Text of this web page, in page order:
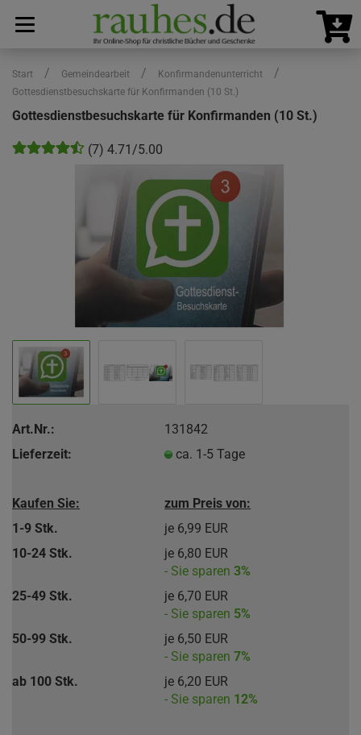
Start / Gemeindearbeit / Konfirmandenunterricht /
Gottesdienstbesuchskarte für Konfirmanden (10 St.)
Gottesdienstbesuchskarte für Konfirmanden (10 St.)
(7) 4.71/5.00
Art.Nr.:
131842
Lieferzeit:
ca. 1-5 Tage
Kaufen Sie:
zum Preis von:
1-9 Stk.
je 6,99 EUR
10-24 Stk.
je 6,80 EUR
- Sie sparen3%
25-49 Stk.
je 6,70 EUR
- Sie sparen 5%
50-99 Stk.
je 6,50 EUR
- Sie sparen7%
ab 100 Stk.
je 6,20 EUR
- Sie sparen 12%